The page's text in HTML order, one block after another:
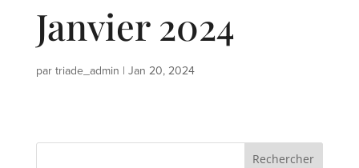
Janvier 2024
par triade_admin | Jan 20, 2024
Rechercher